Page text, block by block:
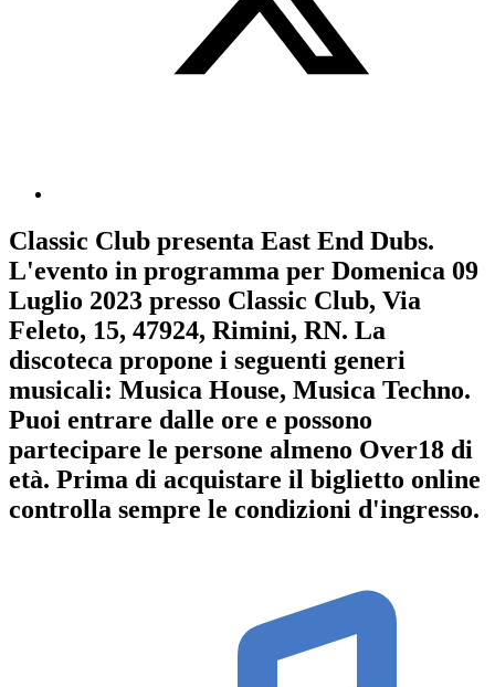
Classic Club presenta East End Dubs.
L'evento in programma per Domenica 09
Luglio 2023 presso Classic Club, Via
Feleto, 15, 47924, Rimini, RN. La
discoteca propone i seguenti generi
musicali: Musica House, Musica Techno.
Puoi entrare dalle ore e possono
partecipare le persone almeno Over18 di
età. Prima di acquistare il biglietto online
controlla sempre le condizioni d'ingresso.